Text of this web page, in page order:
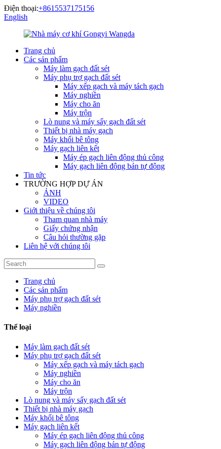
Điện thoại:+8615537175156
English
Trang chủ
Các sản phẩm
Máy làm gạch đất sét
Máy phụ trợ gạch đất sét
Máy xếp gạch và máy tách gạch
Máy nghiền
Máy cho ăn
Máy trộn
Lò nung và máy sấy gạch đất sét
Thiết bị nhà máy gạch
Máy khối bê tông
Máy gạch liên kết
Máy ép gạch liên động thủ công
Máy gạch liên động bán tự động
Tin tức
TRƯỜNG HỢP DỰ ÁN
ẢNH
VIDEO
Giới thiệu về chúng tôi
Tham quan nhà máy
Giấy chứng nhận
Câu hỏi thường gặp
Liên hệ với chúng tôi
Trang chủ
Các sản phẩm
Máy phụ trợ gạch đất sét
Máy nghiền
Thể loại
Máy làm gạch đất sét
Máy phụ trợ gạch đất sét
Máy xếp gạch và máy tách gạch
Máy nghiền
Máy cho ăn
Máy trộn
Lò nung và máy sấy gạch đất sét
Thiết bị nhà máy gạch
Máy khối bê tông
Máy gạch liên kết
Máy ép gạch liên động thủ công
Máy gạch liên động bán tự động